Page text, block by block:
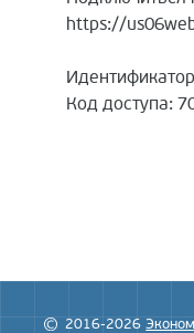
https://
Код доступа:
2016-2026